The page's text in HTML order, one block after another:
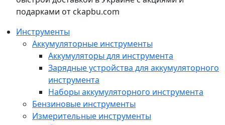
подарками от ckapbu.com
Инструменты
Аккумуляторные инструменты
Аккумуляторы для инструмента
Зарядные устройства для аккумуляторного
инструмента
Наборы аккумуляторного инструмента
Бензиновые инструменты
Измерительные инструменты